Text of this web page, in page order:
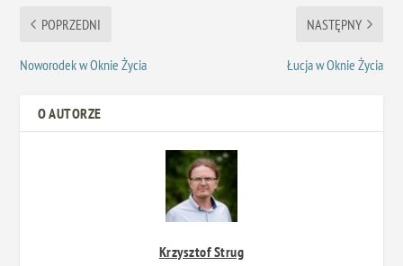
POPRZEDNI
Noworodek w Oknie Życia
NASTĘPNY
Łucja w Oknie Życia
O AUTORZE
Krzysztof Strug